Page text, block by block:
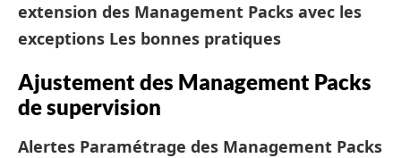
extension des Management Packs avec les
exceptions Les bonnes pratiques
Ajustement des Management Packs
de supervision
Alertes Paramétrage des Management Packs